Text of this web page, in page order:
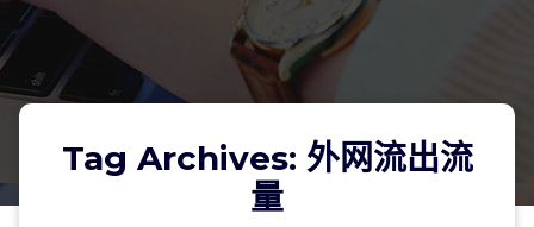
Tag Archives: 外网流出流
量